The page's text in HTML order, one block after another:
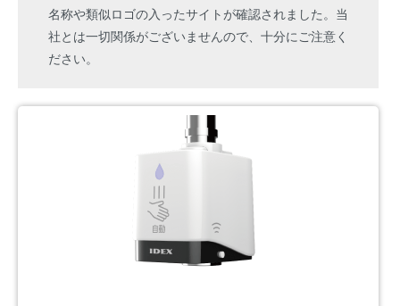
名称や類似ロゴの入ったサイトが確認されました。当
社とは一切関係がございませんので、十分にご注意く
ださい。